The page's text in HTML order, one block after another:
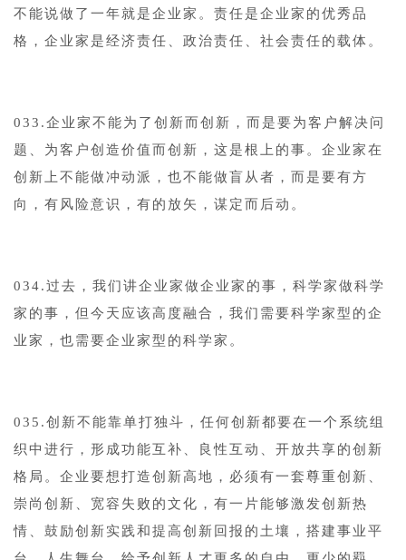
不能说做了一年就是企业家。责任是企业家的优秀品
格，企业家是经济责任、政治责任、社会责任的载体。
033.企业家不能为了创新而创新，而是要为客户解决问
题、为客户创造价值而创新，这是根上的事。企业家在
创新上不能做冲动派，也不能做盲从者，而是要有方
向，有风险意识，有的放矢，谋定而后动。
034.过去，我们讲企业家做企业家的事，科学家做科学
家的事，但今天应该高度融合，我们需要科学家型的企
业家，也需要企业家型的科学家。
035.创新不能靠单打独斗，任何创新都要在一个系统组
织中进行，形成功能互补、良性互动、开放共享的创新
格局。企业要想打造创新高地，必须有一套尊重创新、
崇尚创新、宽容失败的文化，有一片能够激发创新热
情、鼓励创新实践和提高创新回报的土壤，搭建事业平